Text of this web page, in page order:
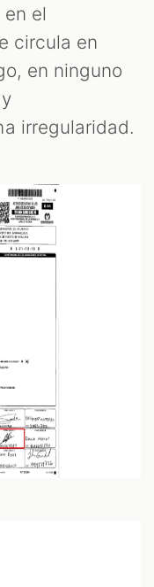
el
circula en
en ninguno
irregularidad.